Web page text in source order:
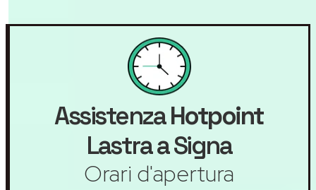
AssistenzaHotpoint
Lastra a Signa
Orari d'apertura